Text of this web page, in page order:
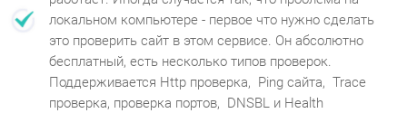
локальном компьютере - первое что нужно сделать
это проверить сайт в этом сервисе. Он абсолютно
бесплатный, есть несколько типов проверок.
Поддерживается Http проверка, Ping сайта, Trace
проверка, проверка портов, DNSBL и Health